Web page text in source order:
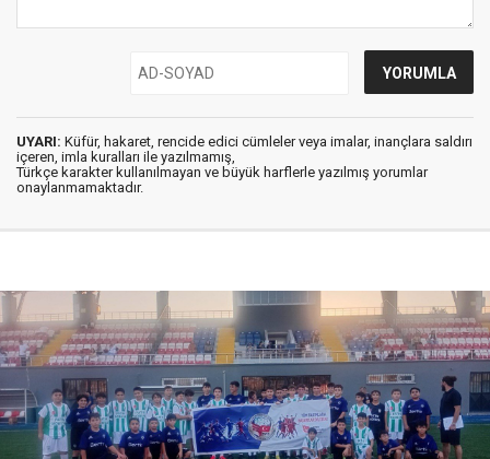
UYARI: Küfür, hakaret, rencide edici cümleler veya imalar, inançlara saldırı
içeren, imla kuralları ile yazılmamış,
Türkçe karakter kullanılmayan ve büyük harflerle yazılmış yorumlar
onaylanmamaktadır.